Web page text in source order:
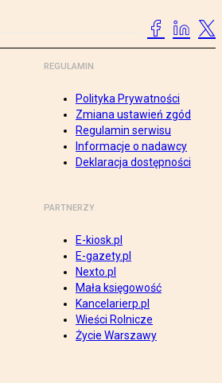
REGULAMIN
Polityka Prywatności
Zmiana ustawień zgód
Regulamin serwisu
Informacje o nadawcy
Deklaracja dostępności
PARTNERZY
E-kiosk.pl
E-gazety.pl
Nexto.pl
Mała księgowość
Kancelarierp.pl
Wieści Rolnicze
Życie Warszawy